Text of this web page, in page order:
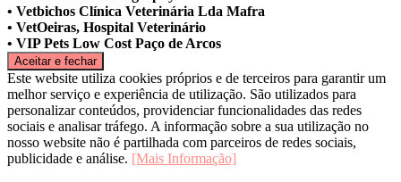
• Vetbichos Clínica Veterinária Lda Mafra
• VetOeiras, Hospital Veterinário
• VIP Pets Low Cost Paço de Arcos
Este website utiliza cookies próprios e de terceiros para garantir um
melhor serviço e experiência de utilização. São utilizados para
personalizar conteúdos, providenciar funcionalidades das redes
sociais e analisar tráfego. A informação sobre a sua utilização no
nosso website não é partilhada com parceiros de redes sociais,
publicidade e análise. [Mais Informação]